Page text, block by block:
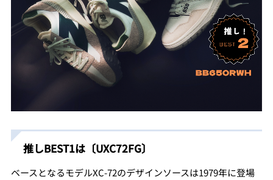
推しBEST1は〔UXC72FG〕
ベースとなるモデルXC-72のデザインソースは1979年に登場